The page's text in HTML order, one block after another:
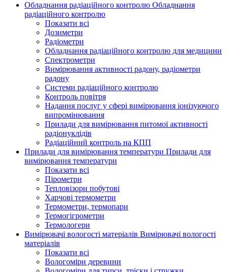
Обладнання радіаційного контролю Обладнання
радіаційного контролю
Показати всі
Дозиметри
Радіометри
Обладнання радіаційного контролю для медицини
Спектрометри
Вимірювання активності радону, радіометри
радону
Системи радіаційного контролю
Контроль повітря
Надання послуг у сфері вимірювання іонізуючого
випромінювання
Прилади для вимірювання питомої активності
радіонуклідів
Радіаційний контроль на КПП
Прилади для вимірювання температури Прилади для
вимірювання температури
Показати всі
Пірометри
Тепловізори побутові
Харчові термометри
Термометри, термопари
Термогігрометри
Термологери
Вимірювачі вологості матеріалів Вимірювачі вологості
матеріалів
Показати всі
Вологоміри деревини